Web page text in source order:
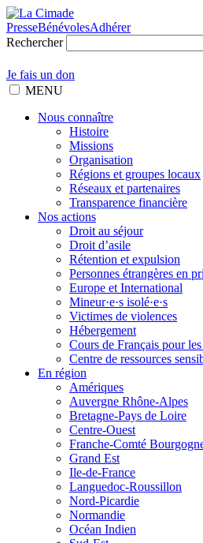
PresseBénévolesAdhérer
Rechercher
Je fais un don
MENU
Nous connaître
Histoire
Missions
Organisation
Régions et groupes locaux
Réseaux et partenaires
Transparence financière
Nos actions
Droit au séjour
Droit d’asile
Rétention et expulsion
Personnes étrangères en
Europe et International
Mineur·e·s isolé·e·s
Victimes de violences
Hébergement
Cours de Français pour
Centre de ressources
En région
Amériques
Auvergne Rhône-Alpes
Bretagne-Pays de Loire
Centre-Ouest
Franche-Comté
Grand Est
Ile-de-France
Languedoc-Roussillon
Nord-Picardie
Normandie
Océan Indien